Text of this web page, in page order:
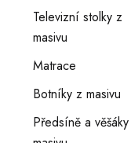
Televizní stolky z
masivu
Matrace
Botníky z masivu
Předsíně a